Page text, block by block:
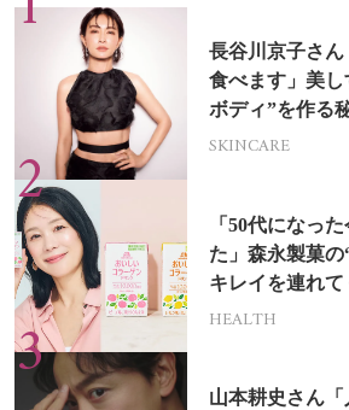
長谷川京子さ
食べます」美
ボディ”を作る
SKINCARE
「50代になっ
た」森永製菓
キレイを連れて
HEALTH
山本耕史さん